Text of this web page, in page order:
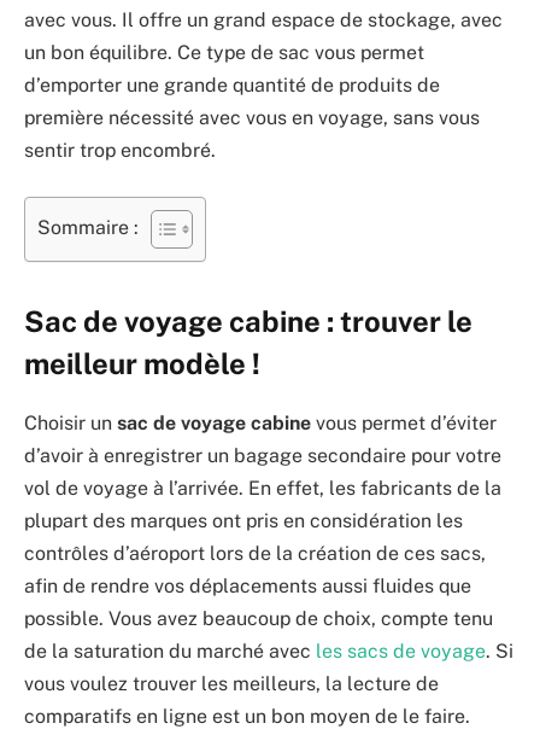
avec vous. Il offre un grand espace de stockage, avec
un bon équilibre. Ce type de sac vous permet
d’emporter une grande quantité de produits de
première nécessité avec vous en voyage, sans vous
sentir trop encombré.
Sommaire :
Sac de voyage cabine : trouver le
meilleur modèle !
Choisir un sac de voyage cabine vous permet d’éviter
d’avoir à enregistrer un bagage secondaire pour votre
vol de voyage à l’arrivée. En effet, les fabricants de la
plupart des marques ont pris en considération les
contrôles d’aéroport lors de la création de ces sacs,
afin de rendre vos déplacements aussi fluides que
possible. Vous avez beaucoup de choix, compte tenu
de la saturation du marché avec les sacs de voyage. Si
vous voulez trouver les meilleurs, la lecture de
comparatifs en ligne est un bon moyen de le faire.